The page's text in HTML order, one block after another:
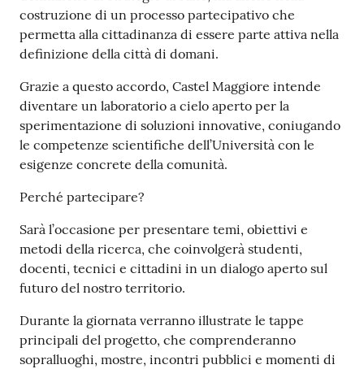
costruzione di un processo partecipativo che
permetta alla cittadinanza di essere parte attiva nella
definizione della città di domani.
Grazie a questo accordo, Castel Maggiore intende
diventare un laboratorio a cielo aperto per la
sperimentazione di soluzioni innovative, coniugando
le competenze scientifiche dell’Università con le
esigenze concrete della comunità.
Perché partecipare?
Sarà l’occasione per presentare temi, obiettivi e
metodi della ricerca, che coinvolgerà studenti,
docenti, tecnici e cittadini in un dialogo aperto sul
futuro del nostro territorio.
Durante la giornata verranno illustrate le tappe
principali del progetto, che comprenderanno
sopralluoghi, mostre, incontri pubblici e momenti di